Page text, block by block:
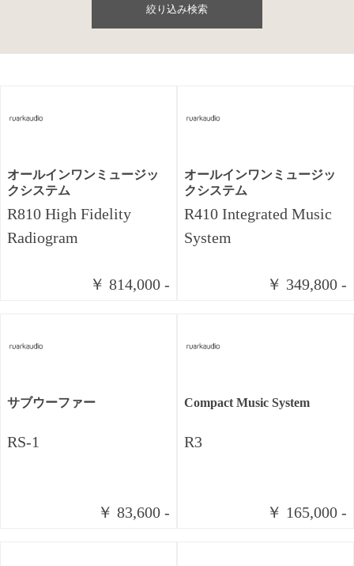
絞り込み検索
オールインワンミュージッ
クシステム
R810 High Fidelity
Radiogram
￥ 814,000 -
オールインワンミュージッ
クシステム
R410 Integrated Music
System
￥ 349,800 -
サブウーファー
RS-1
￥ 83,600 -
Compact Music System
R3
￥ 165,000 -